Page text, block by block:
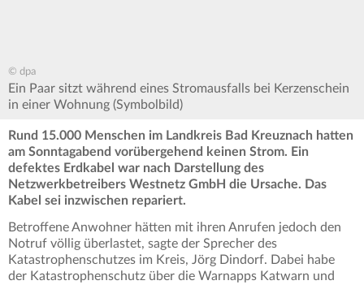
© dpa
Ein Paar sitzt während eines Stromausfalls bei Kerzenschein
in einer Wohnung (Symbolbild)
Rund 15.000 Menschen im Landkreis Bad Kreuznach hatten
am Sonntagabend vorübergehend keinen Strom. Ein
defektes Erdkabel war nach Darstellung des
Netzwerkbetreibers Westnetz GmbH die Ursache. Das
Kabel sei inzwischen repariert.
Betroffene Anwohner hätten mit ihren Anrufen jedoch den
Notruf völlig überlastet, sagte der Sprecher des
Katastrophenschutzes im Kreis, Jörg Dindorf. Dabei habe
der Katastrophenschutz über die Warnapps Katwarn und